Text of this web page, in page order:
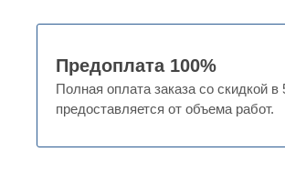
Предоплата 100%
Полная оплата заказа со скидкой в
предоставляется от объема работ.